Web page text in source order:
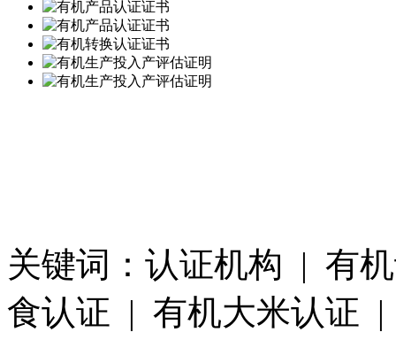
关键词：认证机构 | 有
食认证 | 有机大米认证